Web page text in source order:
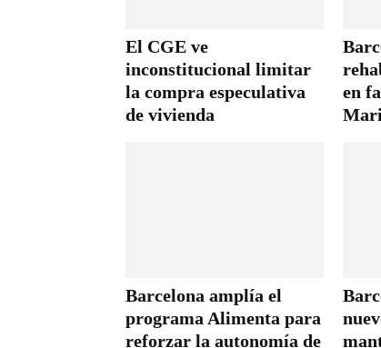
El CGE ve
inconstitucional limitar
la compra especulativa
de vivienda
en
Barcelona amplía el
programa Alimenta para
reforzar la autonomía de